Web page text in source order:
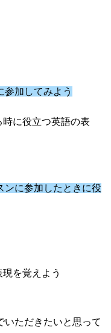
加してみよう
に役立つ英語の表
ンに参加したときに役
を覚えよう
いただきたいと思って